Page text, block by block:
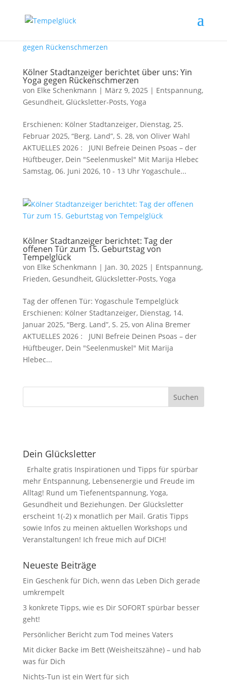
Kölner Stadtanzeiger berichtet über uns: Yin
Yoga gegen Rückenschmerzen
von Elke Schenkmann | März 9, 2025 | Entspannung,
Gesundheit, Glücksletter-Posts, Yoga
Erschienen: Kölner Stadtanzeiger, Dienstag, 25.
Februar 2025, “Berg. Land”, S. 28, von Oliver Wahl
AKTUELLES 2026 : JUNI Befreie Deinen Psoas – der
Hüftbeuger, Dein "Seelenmuskel" Mit Marija Hlebec
Samstag, 06. Juni 2026, 10 - 13 Uhr Yogaschule...
Kölner Stadtanzeiger berichtet: Tag der
offenen Tür zum 15. Geburtstag von
Tempelglück
von Elke Schenkmann | Jan. 30, 2025 | Entspannung,
Frieden, Gesundheit, Glücksletter-Posts, Yoga
Tag der offenen Tür: Yogaschule Tempelglück
Erschienen: Kölner Stadtanzeiger, Dienstag, 14.
Januar 2025, “Berg. Land”, S. 25, von Alina Bremer
AKTUELLES 2026 : JUNI Befreie Deinen Psoas – der
Hüftbeuger, Dein "Seelenmuskel" Mit Marija
Hlebec...
Dein Glücksletter
Erhalte gratis Inspirationen und Tipps für spürbar
mehr Entspannung, Lebensenergie und Freude im
Alltag! Rund um Tiefenentspannung, Yoga,
Gesundheit und Beziehungen. Der Glücksletter
erscheint 1(-2) x monatlich per Mail. Gratis Tipps
sowie Infos zu meinen aktuellen Workshops und
Veranstaltungen! Ich freue mich auf DICH!
Neueste Beiträge
Ein Geschenk für Dich, wenn das Leben Dich gerade
umkrempelt
3 konkrete Tipps, wie es Dir SOFORT spürbar besser
geht!
Persönlicher Bericht zum Tod meines Vaters
Mit dicker Backe im Bett (Weisheitszähne) – und hab
was für Dich
Nichts-Tun ist ein Wert für sich